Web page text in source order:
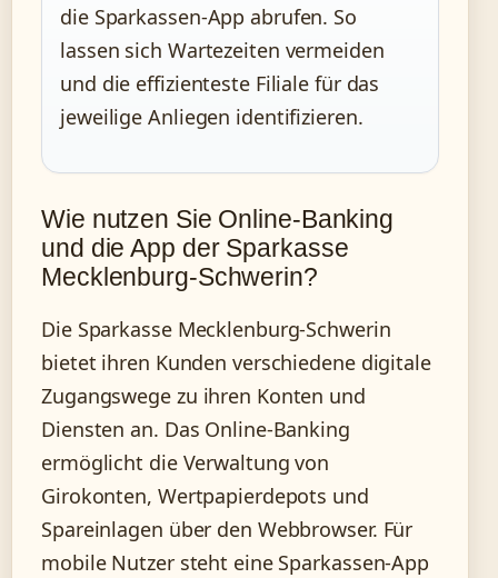
die Sparkassen-App abrufen. So
lassen sich Wartezeiten vermeiden
und die effizienteste Filiale für das
jeweilige Anliegen identifizieren.
Wie nutzen Sie Online-Banking
und die App der Sparkasse
Mecklenburg-Schwerin?
Die Sparkasse Mecklenburg-Schwerin
bietet ihren Kunden verschiedene digitale
Zugangswege zu ihren Konten und
Diensten an. Das Online-Banking
ermöglicht die Verwaltung von
Girokonten, Wertpapierdepots und
Spareinlagen über den Webbrowser. Für
mobile Nutzer steht eine Sparkassen-App